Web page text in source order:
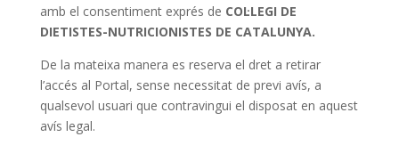
amb el consentiment exprés de COL·LEGI DE
DIETISTES-NUTRICIONISTES DE CATALUNYA.
De la mateixa manera es reserva el dret a retirar
l’accés al Portal, sense necessitat de previ avís, a
qualsevol usuari que contravingui el disposat en aquest
avís legal.